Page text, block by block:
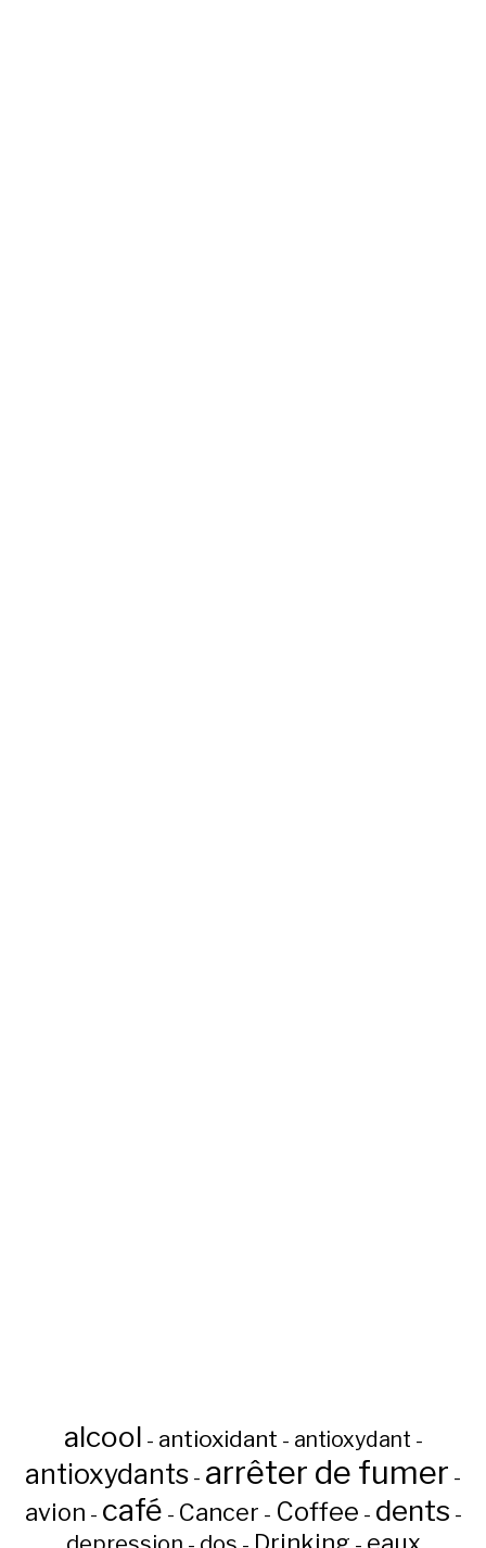
alcool - antioxidant - antioxydant -
antioxydants - arrêter de fumer -
avion - café - Cancer - Coffee - dents -